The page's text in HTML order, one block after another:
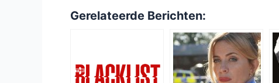
Gerelateerde Berichten: